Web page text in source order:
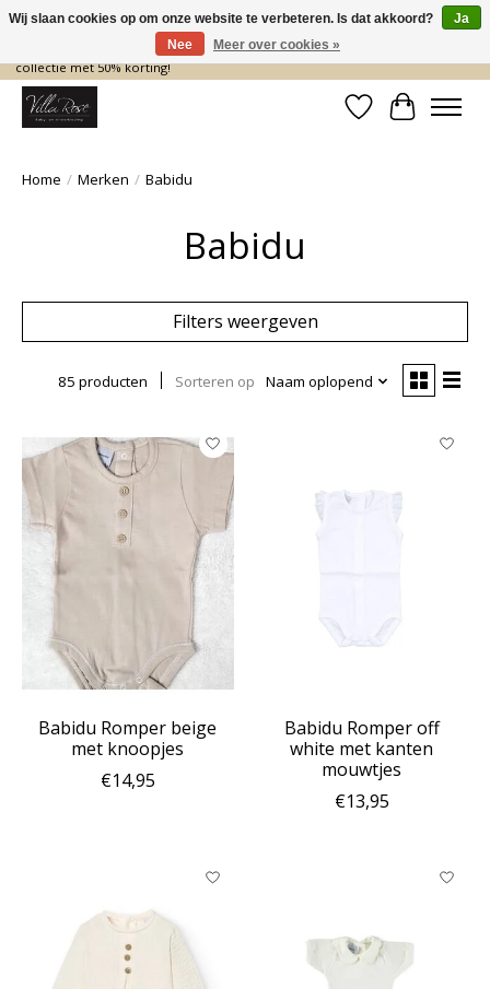
De nieuwe collectie komt eraan… en wij maken ruimte! Shop nu de zomer
collectie met 50% korting!
Verlanglijst
Home / Merken / Babidu
Babidu
Filters weergeven
85 producten Sorteren op Naam oplopend
Babidu Romper beige
met knoopjes
€14,95
Babidu Romper off
white met kanten
mouwtjes
€13,95
Wij slaan cookies op om onze website te verbeteren. Is dat akkoord?
Ja
Nee
Meer over cookies »